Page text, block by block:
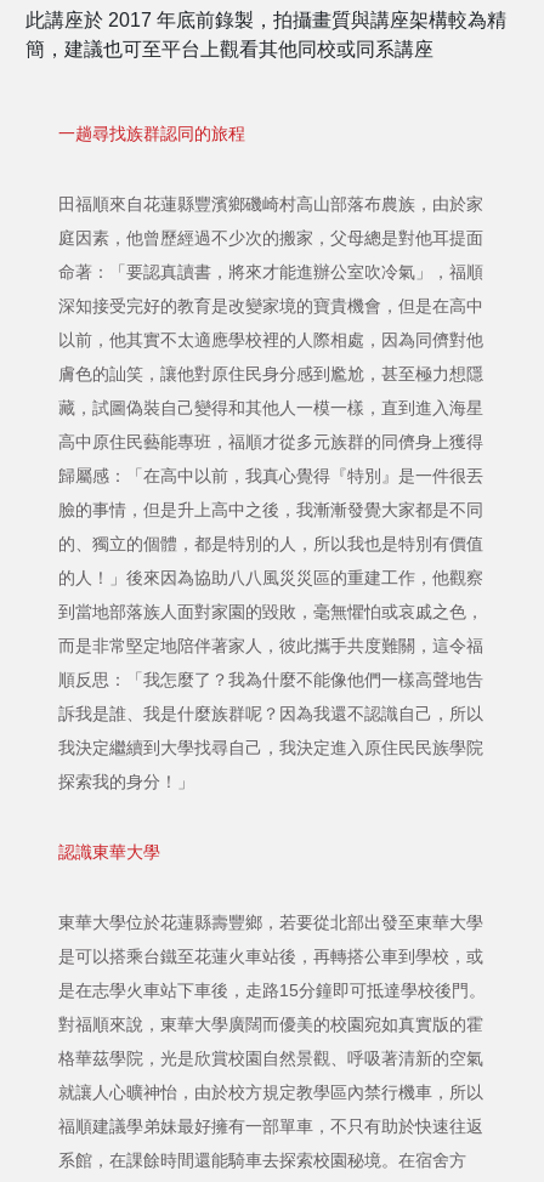
此講座於 2017 年底前錄製，拍攝畫質與講座架構較為精
簡，建議也可至平台上觀看其他同校或同系講座
一趟尋找族群認同的旅程
田福順來自花蓮縣豐濱鄉磯崎村高山部落布農族，由於家
庭因素，他曾歷經過不少次的搬家，父母總是對他耳提面
命著：「要認真讀書，將來才能進辦公室吹冷氣」，福順
深知接受完好的教育是改變家境的寶貴機會，但是在高中
以前，他其實不太適應學校裡的人際相處，因為同儕對他
膚色的訕笑，讓他對原住民身分感到尷尬，甚至極力想隱
藏，試圖偽裝自己變得和其他人一模一樣，直到進入海星
高中原住民藝能專班，福順才從多元族群的同儕身上獲得
歸屬感：「在高中以前，我真心覺得『特別』是一件很丟
臉的事情，但是升上高中之後，我漸漸發覺大家都是不同
的、獨立的個體，都是特別的人，所以我也是特別有價值
的人！」後來因為協助八八風災災區的重建工作，他觀察
到當地部落族人面對家園的毀敗，毫無懼怕或哀戚之色，
而是非常堅定地陪伴著家人，彼此攜手共度難關，這令福
順反思：「我怎麼了？我為什麼不能像他們一樣高聲地告
訴我是誰、我是什麼族群呢？因為我還不認識自己，所以
我決定繼續到大學找尋自己，我決定進入原住民民族學院
探索我的身分！」
認識東華大學
東華大學位於花蓮縣壽豐鄉，若要從北部出發至東華大學
是可以搭乘台鐵至花蓮火車站後，再轉搭公車到學校，或
是在志學火車站下車後，走路15分鐘即可抵達學校後門。
對福順來說，東華大學廣闊而優美的校園宛如真實版的霍
格華茲學院，光是欣賞校園自然景觀、呼吸著清新的空氣
就讓人心曠神怡，由於校方規定教學區內禁行機車，所以
福順建議學弟妹最好擁有一部單車，不只有助於快速往返
系館，在課餘時間還能騎車去探索校園秘境。在宿舍方